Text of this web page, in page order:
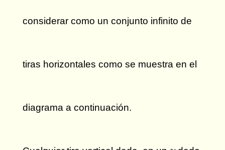
considerar como un conjunto infinito de
tiras horizontales como se muestra en el
diagrama a continuación.